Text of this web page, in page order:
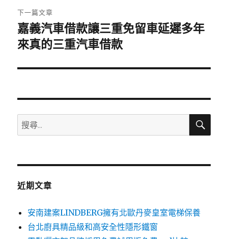
章:
下一篇文章
下
一
文
嘉義汽車借款讓三重免留車延遲多年
來真的三重汽車借款
搜
尋
鍵
搜
近期文章
安南建案LINDBERG擁有北歐丹麥皇室電梯保養
台北廚具精品級和高安全性隱形鐵窗